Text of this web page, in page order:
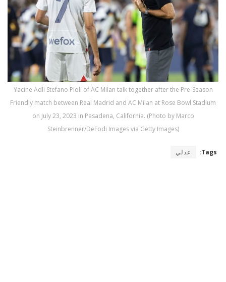
Yacine Adli Stefano Pioli of AC Milan talk together after the Pre-Season
Friendly match between Real Madrid and AC Milan at Rose Bowl Stadium
on July 23, 2023 in Pasadena, California. (Photo by Marco
Steinbrenner/DeFodi Images via Getty Images)
Tags: عدلي